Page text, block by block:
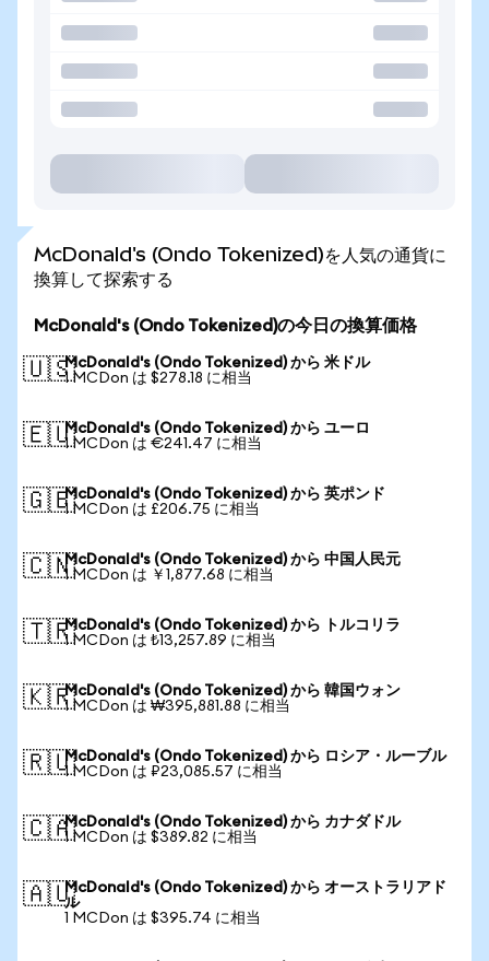
McDonald's (Ondo Tokenized)を人気の通貨に
換算して探索する
McDonald's (Ondo Tokenized)の今日の換算価格
🇺🇸McDonald's (Ondo Tokenized) から 米ドル
1 MCDon は $278.18 に相当
🇪🇺McDonald's (Ondo Tokenized) から ユーロ
1 MCDon は €241.47 に相当
🇬🇧McDonald's (Ondo Tokenized) から 英ポンド
1 MCDon は £206.75 に相当
🇨🇳McDonald's (Ondo Tokenized) から 中国人民元
1 MCDon は ￥1,877.68 に相当
🇹🇷McDonald's (Ondo Tokenized) から トルコリラ
1 MCDon は ₺13,257.89 に相当
🇰🇷McDonald's (Ondo Tokenized) から 韓国ウォン
1 MCDon は ₩395,881.88 に相当
🇷🇺McDonald's (Ondo Tokenized) から ロシア・ルーブル
1 MCDon は ₽23,085.57 に相当
🇨🇦McDonald's (Ondo Tokenized) から カナダドル
1 MCDon は $389.82 に相当
🇦🇺McDonald's (Ondo Tokenized) から オーストラリアド
ル
1 MCDon は $395.74 に相当